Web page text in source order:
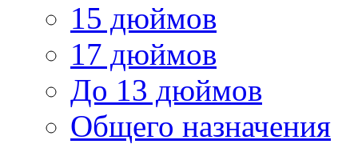
15 дюймов
17 дюймов
До 13 дюймов
Общего назначения